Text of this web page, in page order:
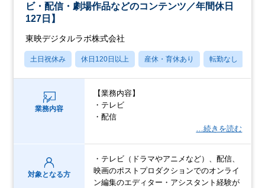
ビ・配信・劇場作品などのコンテンツ／年間休日
127日】
東映デジタルラボ株式会社
土日祝休み 休日120日以上 産休・育休あり 転勤なし
業務内容
【業務内容】
・テレビ
・配信
…続きを読む
対象となる方
・テレビ（ドラマやアニメなど）、配信、
映画のポストプロダクションでのオンライ
ン編集のエディター・アシスタント経験が